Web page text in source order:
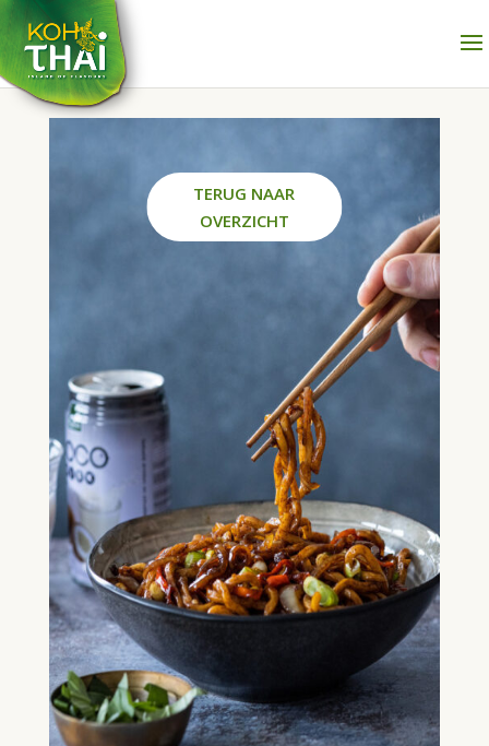
TERUG NAAR
OVERZICHT